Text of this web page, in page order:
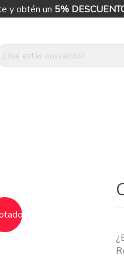
y obtén un 5%